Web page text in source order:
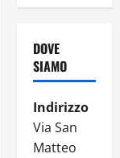
DOVE
SIAMO
Indirizzo
Via San
Matteo